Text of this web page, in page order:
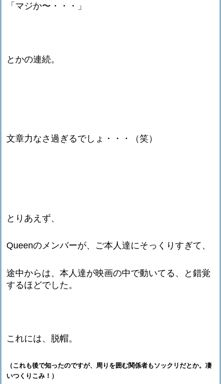
「マジか〜・・・」
とかの連続。
文章力なさ過ぎるでしょ・・・（笑）
とりあえず、
Queenのメンバーが、ご本人達にそっくりすぎて、
途中からは、本人達が映画の中で動いてる、と錯覚
するほどでした。
これには、脱帽。
（これも後で知ったのですが、周りを囲む関係者もソックリだとか。凄
いつくりこみ！）